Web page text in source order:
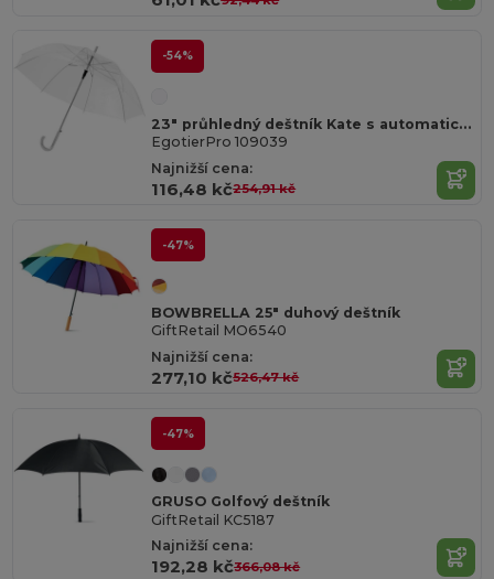
-54%
23" průhledný deštník Kate s automatickým otvíráním
EgotierPro 109039
Najnižší cena:
116,48 kč254,91 kč
-47%
BOWBRELLA 25" duhový deštník
GiftRetail MO6540
Najnižší cena:
277,10 kč526,47 kč
-47%
GRUSO Golfový deštník
GiftRetail KC5187
Najnižší cena:
192,28 kč366,08 kč